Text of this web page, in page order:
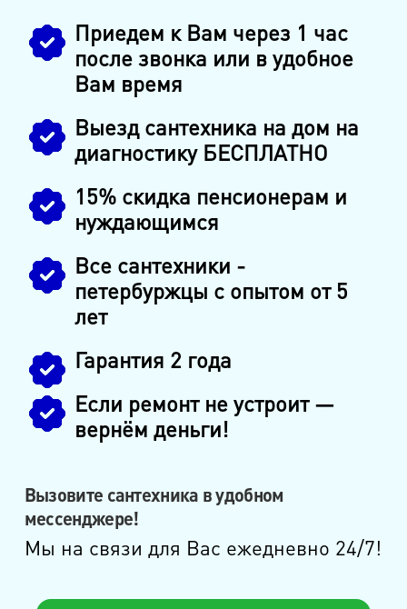
Приедем к Вам через 1 час
после звонка или в удобное
Вам время
Выезд сантехника на дом на
диагностику БЕСПЛАТНО
15% скидка пенсионерам и
нуждающимся
Все сантехники -
петербуржцы с опытом от 5
лет
Гарантия 2 года
Если ремонт не устроит —
вернём деньги!
Вызовите сантехника в удобном
мессенджере!
Мы на связи для Вас ежедневно 24/7!